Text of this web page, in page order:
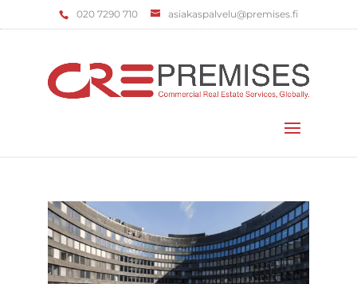
‌020 7290 710 asiakaspalvelu@premises.fi